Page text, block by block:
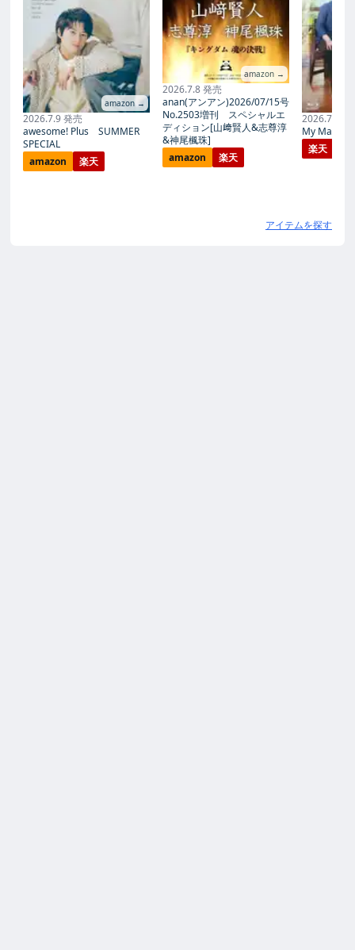
amazon →
2026.7.9 発売
awesome! Plus SUMMER
SPECIAL
amazon
楽天
amazon →
2026.7.8 発売
anan(アンアン)2026/07/15号
No.2503増刊 スペシャルエ
ディション[山﨑賢人&志尊淳
&神尾楓珠]
amazon
楽天
2026.7.27
My Magic
楽天
アイテムを探す